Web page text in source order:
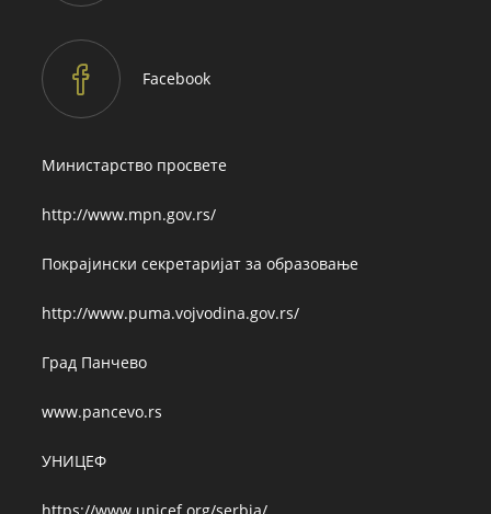
Facebook
Министарство просвете
http://www.mpn.gov.rs/
Покрајински секретаријат за образовање
http://www.puma.vojvodina.gov.rs/
Град Панчево
www.pancevo.rs
УНИЦЕФ